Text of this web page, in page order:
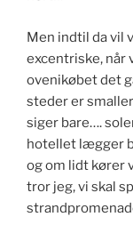
Men indtil da vil
excentriske, når
ovenikøbet det
steder er
siger bare….
hotellet lægger
og om lidt kører
tror jeg, vi skal